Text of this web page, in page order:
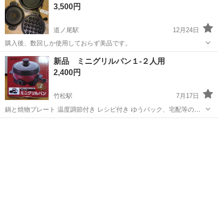
3,500円
道ノ尾駅
12月24日
購入後、数回しか使用しておらず美品です。
長崎 長崎市 道ノ尾駅 キッチン家電 グリル
新品 ミニグリルパン１-２人用
2,400円
竹松駅
7月17日
鍋と焼物プレート 温度調節付き レシピ付き ゆうパック、宅配等のご
希望の方は手数料500円プラス 送料は自己負担でお願いします。